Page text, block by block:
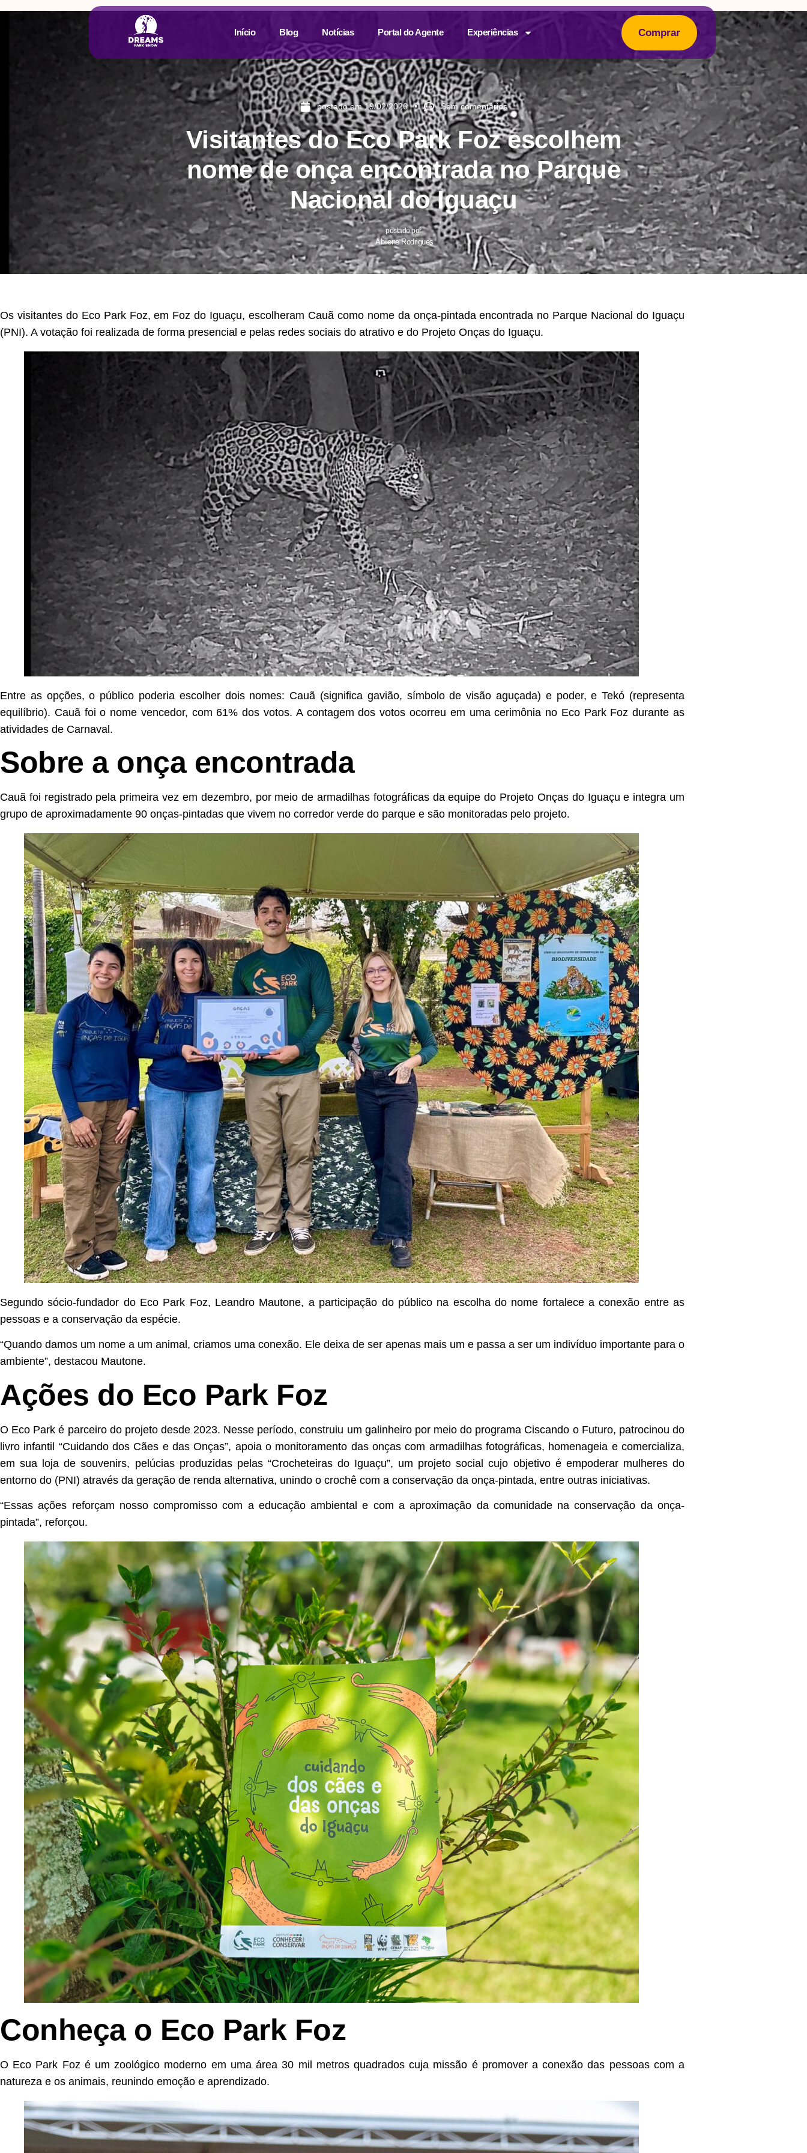
Início Blog Notícias Portal do Agente Experiências Comprar
postado em 19/02/2026 Sem comentários
Visitantes do Eco Park Foz escolhem
nome de onça encontrada no Parque
Nacional do Iguaçu
postado por
Abilene Rodrigues
Os visitantes do Eco Park Foz, em Foz do Iguaçu, escolheram Cauã como nome da onça-pintada encontrada no Parque Nacional do Iguaçu
(PNI). A votação foi realizada de forma presencial e pelas redes sociais do atrativo e do Projeto Onças do Iguaçu.
Entre as opções, o público poderia escolher dois nomes: Cauã (significa gavião, símbolo de visão aguçada) e poder, e Tekó (representa
equilíbrio). Cauã foi o nome vencedor, com 61% dos votos. A contagem dos votos ocorreu em uma cerimônia no Eco Park Foz durante as
atividades de Carnaval.
Sobre a onça encontrada
Cauã foi registrado pela primeira vez em dezembro, por meio de armadilhas fotográficas da equipe do Projeto Onças do Iguaçu e integra um
grupo de aproximadamente 90 onças-pintadas que vivem no corredor verde do parque e são monitoradas pelo projeto.
Segundo sócio-fundador do Eco Park Foz, Leandro Mautone, a participação do público na escolha do nome fortalece a conexão entre as
pessoas e a conservação da espécie.
“Quando damos um nome a um animal, criamos uma conexão. Ele deixa de ser apenas mais um e passa a ser um indivíduo importante para o
ambiente”, destacou Mautone.
Ações do Eco Park Foz
O Eco Park é parceiro do projeto desde 2023. Nesse período, construiu um galinheiro por meio do programa Ciscando o Futuro, patrocinou do
livro infantil “Cuidando dos Cães e das Onças”, apoia o monitoramento das onças com armadilhas fotográficas, homenageia e comercializa,
em sua loja de souvenirs, pelúcias produzidas pelas “Crocheteiras do Iguaçu”, um projeto social cujo objetivo é empoderar mulheres do
entorno do (PNI) através da geração de renda alternativa, unindo o crochê com a conservação da onça-pintada, entre outras iniciativas.
“Essas ações reforçam nosso compromisso com a educação ambiental e com a aproximação da comunidade na conservação da onça-
pintada”, reforçou.
Conheça o Eco Park Foz
O Eco Park Foz é um zoológico moderno em uma área 30 mil metros quadrados cuja missão é promover a conexão das pessoas com a
natureza e os animais, reunindo emoção e aprendizado.